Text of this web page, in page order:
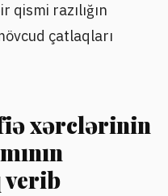
razılığın
çatlaqları
xərclərinin
verib